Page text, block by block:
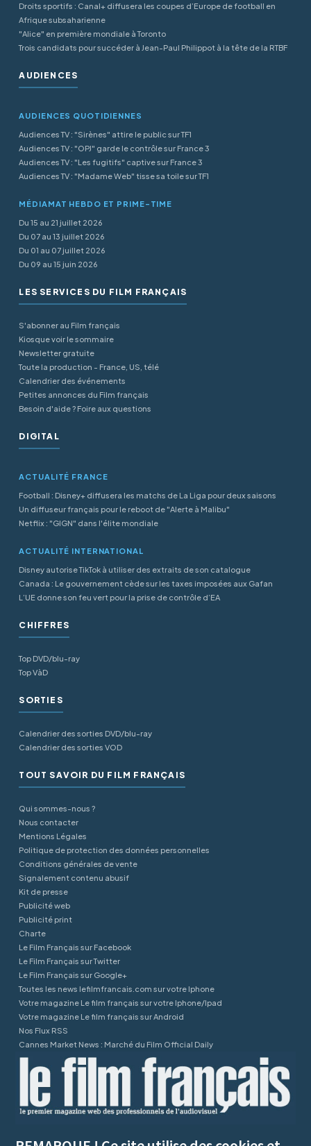
Droits sportifs : Canal+ diffusera les coupes d’Europe de football en
Afrique subsaharienne
"Alice" en première mondiale à Toronto
Trois candidats pour succéder à Jean-Paul Philippot à la tête de la RTBF
AUDIENCES
AUDIENCES QUOTIDIENNES
Audiences TV : "Sirènes" attire le public sur TF1
Audiences TV : "OPJ" garde le contrôle sur France 3
Audiences TV : "Les fugitifs" captive sur France 3
Audiences TV : "Madame Web" tisse sa toile sur TF1
MÉDIAMAT HEBDO ET PRIME-TIME
Du 15 au 21 juillet 2026
Du 07 au 13 juillet 2026
Du 01 au 07 juillet 2026
Du 09 au 15 juin 2026
LES SERVICES DU FILM FRANÇAIS
S'abonner au Film français
Kiosque voir le sommaire
Newsletter gratuite
Toute la production - France, US, télé
Calendrier des événements
Petites annonces du Film français
Besoin d'aide ? Foire aux questions
DIGITAL
ACTUALITÉ FRANCE
Football : Disney+ diffusera les matchs de La Liga pour deux saisons
Un diffuseur français pour le reboot de "Alerte à Malibu"
Netflix : "GIGN" dans l'élite mondiale
ACTUALITÉ INTERNATIONAL
Disney autorise TikTok à utiliser des extraits de son catalogue
Canada : Le gouvernement cède sur les taxes imposées aux Gafan
L’UE donne son feu vert pour la prise de contrôle d’EA
CHIFFRES
Top DVD/blu-ray
Top VàD
SORTIES
Calendrier des sorties DVD/blu-ray
Calendrier des sorties VOD
TOUT SAVOIR DU FILM FRANÇAIS
Qui sommes-nous ?
Nous contacter
Mentions Légales
Politique de protection des données personnelles
Conditions générales de vente
Signalement contenu abusif
Kit de presse
Publicité web
Publicité print
Charte
Le Film Français sur Facebook
Le Film Français sur Twitter
Le Film Français sur Google+
Toutes les news lefilmfrancais.com sur votre Iphone
Votre magazine Le film français sur votre Iphone/Ipad
Votre magazine Le film français sur Android
Nos Flux RSS
Cannes Market News : Marché du Film Official Daily